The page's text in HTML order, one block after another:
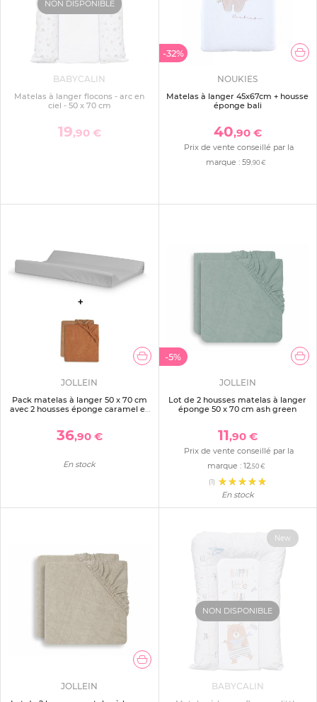
NON DISPONIBLE
BABYCALIN
Matelas à langer flocons - arc en
ciel - 50 x 70 cm
19,90 €
-32%
NOUKIES
Matelas à langer 45x67cm + housse
éponge bali
40,90 €
Prix de vente conseillé par la
marque :59,90 €
JOLLEIN
Pack matelas à langer 50 x 70 cm
avec 2 housses éponge caramel et
36,90 €
En stock
-5%
JOLLEIN
Lot de 2 housses matelas à langer
éponge 50 x 70 cm ash green
11,90 €
Prix de vente conseillé par la
marque : 12,50 €
(1)
En stock
JOLLEIN
NON DISPONIBLE
New
BABYCALIN